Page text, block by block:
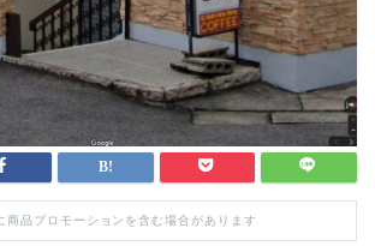
商品プロモーションを含む場合があります